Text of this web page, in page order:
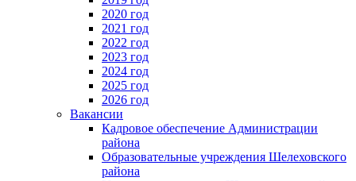
2020 год
2021 год
2022 год
2023 год
2024 год
2025 год
2026 год
Вакансии
Кадровое обеспечение Администрации
района
Образовательные учреждения Шелеховского
района